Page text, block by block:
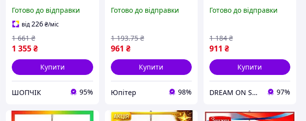
декору інтер'єру
святковий вінок з
Готово до відправки
від226₴/міс
1 355₴
1 661 ₴
Купити
ШОПЧІК 95%
будинку святковий
Готово до відправки
961 ₴
1 193.75 ₴
Купити
Юпітер 98%
декору будинку
Готово до відправки
911 ₴
1 184 ₴
Купити
DREAM ON SHOP 97%